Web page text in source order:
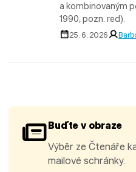
a kombinovaným
1990, pozn. red).
25. 6. 2026
Buďte v obraze
Výběr ze Čtenáře
mailové schránky.